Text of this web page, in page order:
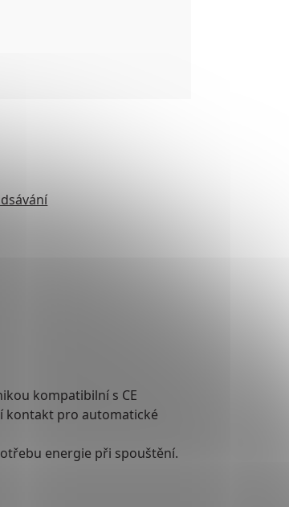
kompatibilní s CE
kontakt pro automatické
energie při spouštění.